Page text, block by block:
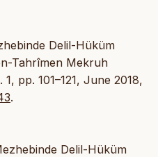
Delil-Hüküm
Tahrîmen Mekruh
pp. 101–121, June 2018,
.
Delil-Hüküm